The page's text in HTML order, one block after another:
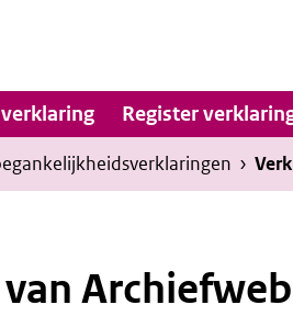
Register
›
Archiefweb